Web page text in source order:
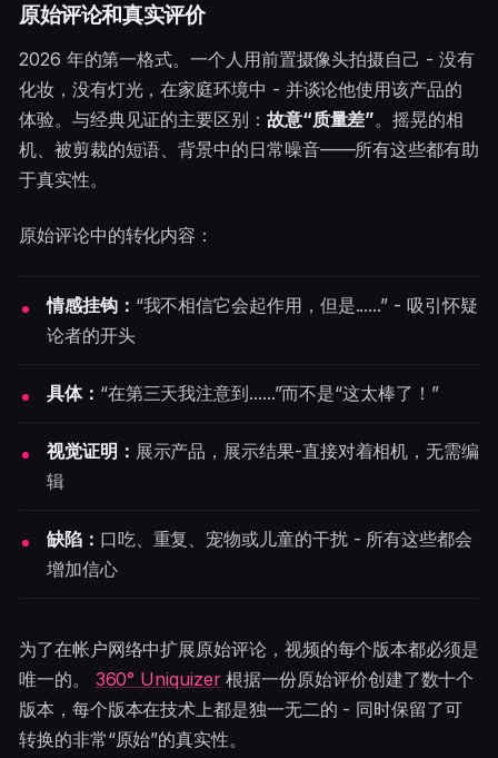
原始评论和真实评价
2026 年的第一格式。一个人用前置摄像头拍摄自己 - 没有
化妆，没有灯光，在家庭环境中 - 并谈论他使用该产品的
体验。与经典见证的主要区别： 故意“质量差”。摇晃的相
机、被剪裁的短语、背景中的日常噪音——所有这些都有助
于真实性。
原始评论中的转化内容：
情感挂钩： “我不相信它会起作用，但是......” - 吸引怀疑
论者的开头
具体： “在第三天我注意到......”而不是“这太棒了！”
视觉证明： 展示产品，展示结果-直接对着相机，无需编
辑
缺陷： 口吃、重复、宠物或儿童的干扰 - 所有这些都会
增加信心
为了在帐户网络中扩展原始评论，视频的每个版本都必须是
唯一的。 360° Uniquizer根据一份原始评价创建了数十个
版本，每个版本在技术上都是独一无二的 - 同时保留了可
转换的非常“原始”的真实性。